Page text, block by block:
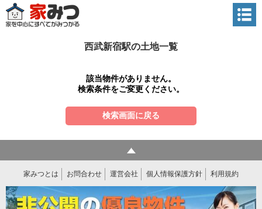
西武新宿駅の土地一覧
該当物件がありません。
検索条件をご変更ください。
検索画面に戻る
家みつとは お問合わせ 運営会社 個人情報保護方針 利用規約